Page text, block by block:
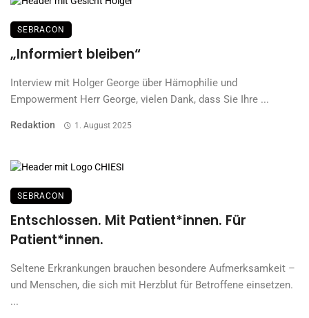
SEBRACON
„Informiert bleiben“
Interview mit Holger George über Hämophilie und
Empowerment Herr George, vielen Dank, dass Sie Ihre ...
Redaktion 1. August 2025
SEBRACON
Entschlossen. Mit Patient*innen. Für
Patient*innen.
Seltene Erkrankungen brauchen besondere Aufmerksamkeit –
und Menschen, die sich mit Herzblut für Betroffene einsetzen.
...